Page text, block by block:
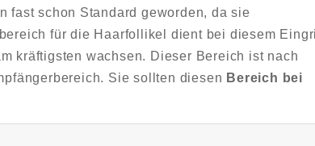
fast schon Standard geworden, da sie
für die Haarfollikel dient bei diesem
kräftigsten wachsen. Dieser Bereich ist nach
Sie sollten diesen Bereich bei